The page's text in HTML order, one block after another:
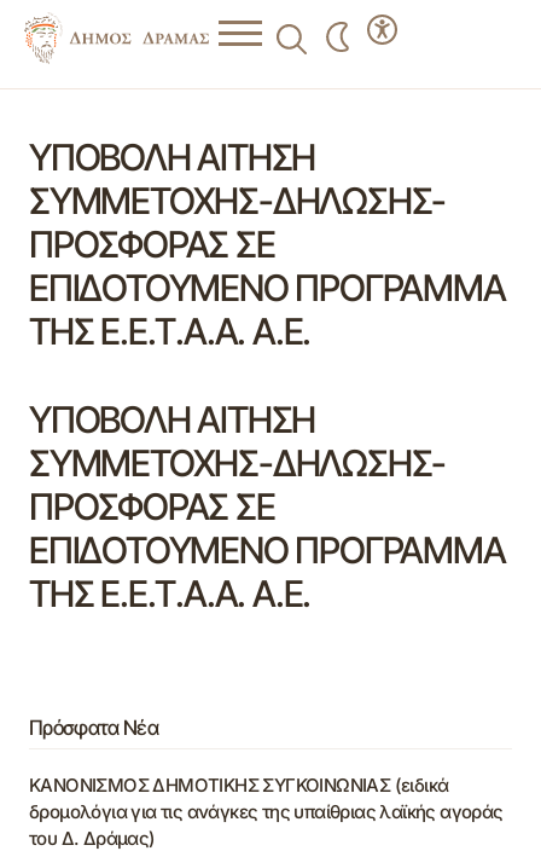
ΥΠΟΒΟΛΗ ΑΙΤΗΣΗ
ΣΥΜΜΕΤΟΧΗΣ-ΔΗΛΩΣΗΣ-
ΠΡΟΣΦΟΡΑΣ ΣΕ
ΕΠΙΔΟΤΟΥΜΕΝΟ ΠΡΟΓΡΑΜΜΑ
ΤΗΣ Ε.Ε.Τ.Α.Α. Α.Ε.
ΥΠΟΒΟΛΗ ΑΙΤΗΣΗ
ΣΥΜΜΕΤΟΧΗΣ-ΔΗΛΩΣΗΣ-
ΠΡΟΣΦΟΡΑΣ ΣΕ
ΕΠΙΔΟΤΟΥΜΕΝΟ ΠΡΟΓΡΑΜΜΑ
ΤΗΣ Ε.Ε.Τ.Α.Α. Α.Ε.
Πρόσφατα Νέα
ΚΑΝΟΝΙΣΜΟΣ ΔΗΜΟΤΙΚΗΣ ΣΥΓΚΟΙΝΩΝΙΑΣ (ειδικά
δρομολόγια για τις ανάγκες της υπαίθριας λαϊκής αγοράς
του Δ. Δράμας)